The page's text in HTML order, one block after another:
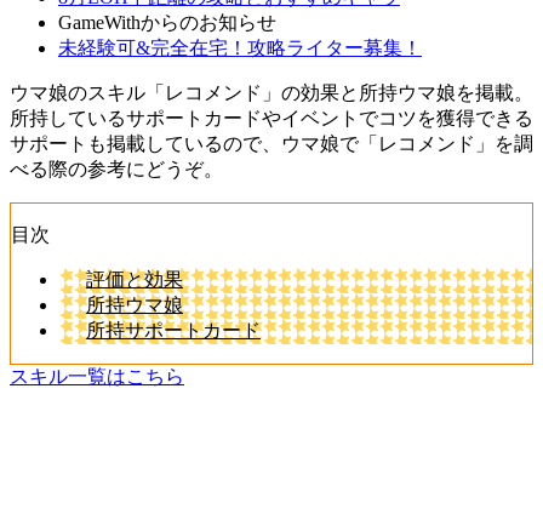
GameWithからのお知らせ
未経験可&完全在宅！攻略ライター募集！
ウマ娘のスキル「レコメンド」の効果と所持ウマ娘を掲載。
所持しているサポートカードやイベントでコツを獲得できる
サポートも掲載しているので、ウマ娘で「レコメンド」を調
べる際の参考にどうぞ。
目次
評価と効果
所持ウマ娘
所持サポートカード
スキル一覧はこちら